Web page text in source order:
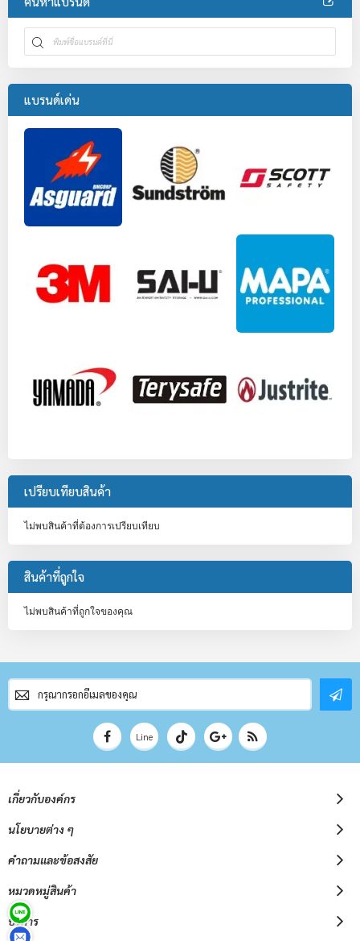
แบรนด์เด่น
เปรียบเทียบสินค้า
ไม่พบสินค้าที่ต้องการเปรียบเทียบ
สินค้าที่ถูกใจ
ไม่พบสินค้าที่ถูกใจของคุณ
สมัคร
สมาชิก
จดหมาย
Line
เกี่ยวกับองค์กร
นโยบายต่าง ๆ
คำถามและข้อสงสัย
หมวดหมู่สินค้า
บริการ